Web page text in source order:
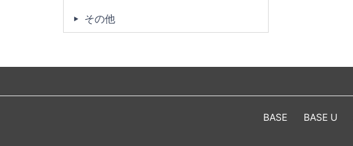
その他
BASE BASE U